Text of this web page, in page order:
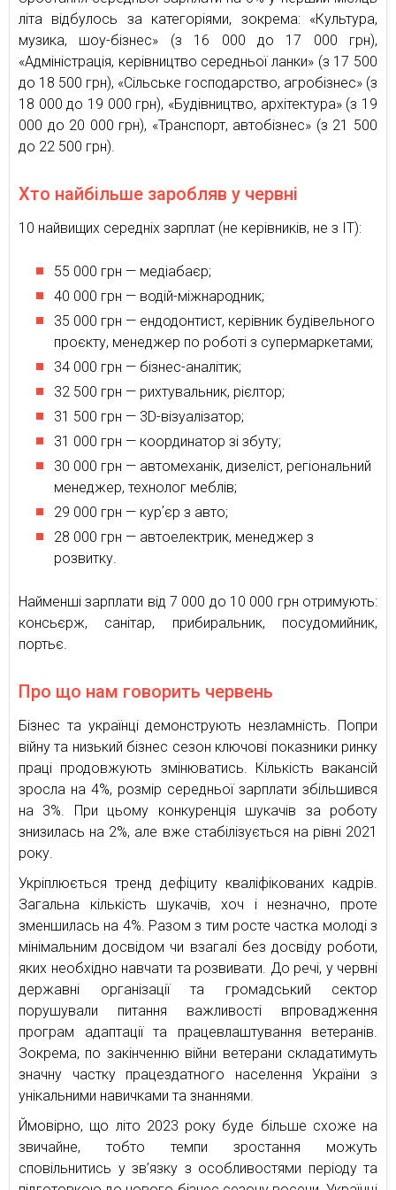
літа відбулось за категоріями, зокрема: «Культура,
музика, шоу-бізнес» (з 16 000 до 17 000 грн),
«Адміністрація, керівництво середньої ланки» (з 17 500
до 18 500 грн), «Сільське господарство, агробізнес» (з
18 000 до 19 000 грн), «Будівництво, архітектура» (з 19
000 до 20 000 грн), «Транспорт, автобізнес» (з 21 500
до 22 500 грн).
Хто найбільше заробляв у червні
10 найвищих середніх зарплат (не керівників, не з ІТ):
55 000 грн — медіабаєр;
40 000 грн — водій-міжнародник;
35 000 грн — ендодонтист, керівник будівельного
проєкту, менеджер по роботі з супермаркетами;
34 000 грн — бізнес-аналітик;
32 500 грн — рихтувальник, рієлтор;
31 500 грн — 3D-візуалізатор;
31 000 грн — координатор зі збуту;
30 000 грн — автомеханік, дизеліст, регіональний
менеджер, технолог меблів;
29 000 грн — курʼєр з авто;
28 000 грн — автоелектрик, менеджер з
розвитку.
Найменші зарплати від 7 000 до 10 000 грн отримують:
консьєрж, санітар, прибиральник, посудомийник,
портьє.
Про що нам говорить червень
Бізнес та українці демонструють незламність. Попри
війну та низький бізнес сезон ключові показники ринку
праці продовжують змінюватись. Кількість вакансій
зросла на 4%, розмір середньої зарплати збільшився
на 3%. При цьому конкуренція шукачів за роботу
знизилась на 2%, але вже стабілізується на рівні 2021
року.
Укріплюється тренд дефіциту кваліфікованих кадрів.
Загальна кількість шукачів, хоч і незначно, проте
зменшилась на 4%. Разом з тим росте частка молоді з
мінімальним досвідом чи взагалі без досвіду роботи,
яких необхідно навчати та розвивати. До речі, у червні
державні організації та громадський сектор
порушували питання важливості впровадження
програм адаптації та працевлаштування ветеранів.
Зокрема, по закінченню війни ветерани складатимуть
значну частку працездатного населення України з
унікальними навичками та знаннями.
Ймовірно, що літо 2023 року буде більше схоже на
звичайне, тобто темпи зростання можуть
сповільнитись у зв’язку з особливостями періоду та